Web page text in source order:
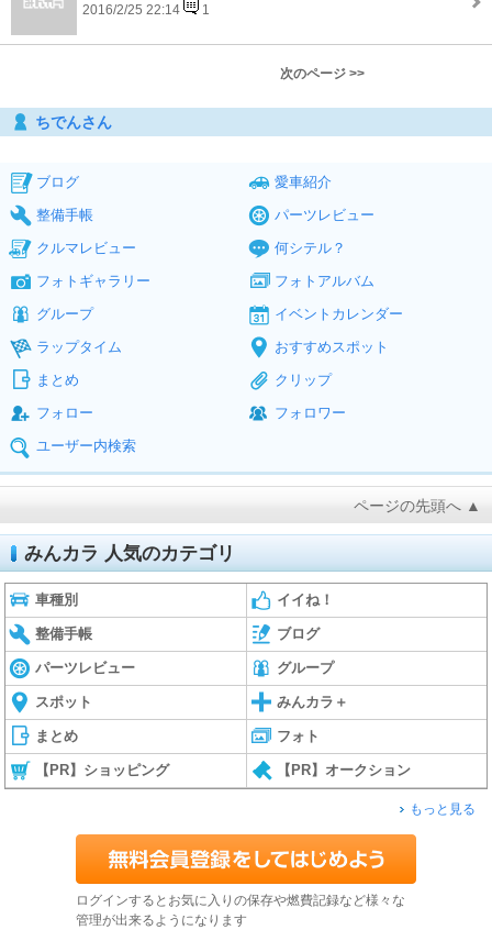
2016/2/25 22:14 1
次のページ >>
ちでんさん
ブログ
愛車紹介
整備手帳
パーツレビュー
クルマレビュー
何シテル？
フォトギャラリー
フォトアルバム
グループ
イベントカレンダー
ラップタイム
おすすめスポット
まとめ
クリップ
フォロー
フォロワー
ユーザー内検索
ページの先頭へ ▲
みんカラ 人気のカテゴリ
車種別 イイね！
整備手帳 ブログ
パーツレビュー グループ
スポット みんカラ＋
まとめ フォト
【PR】ショッピング 【PR】オークション
もっと見る
ログインするとお気に入りの保存や燃費記録など様々な
管理が出来るようになります